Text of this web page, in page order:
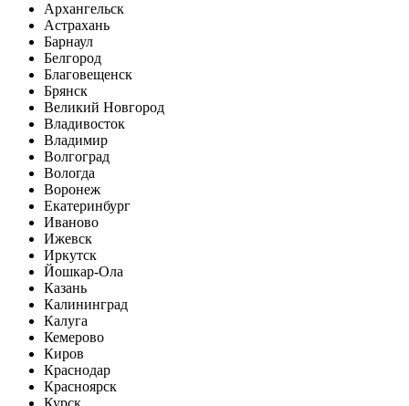
Архангельск
Астрахань
Барнаул
Белгород
Благовещенск
Брянск
Великий Новгород
Владивосток
Владимир
Волгоград
Вологда
Воронеж
Екатеринбург
Иваново
Ижевск
Иркутск
Йошкар-Ола
Казань
Калининград
Калуга
Кемерово
Киров
Краснодар
Красноярск